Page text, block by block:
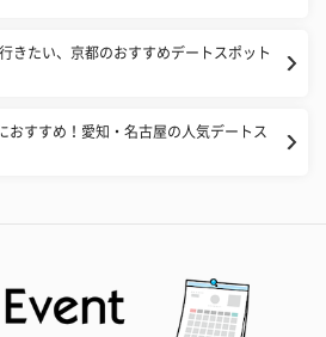
きたい、京都のおすすめデートスポット
おすすめ！愛知・名古屋の人気デートス